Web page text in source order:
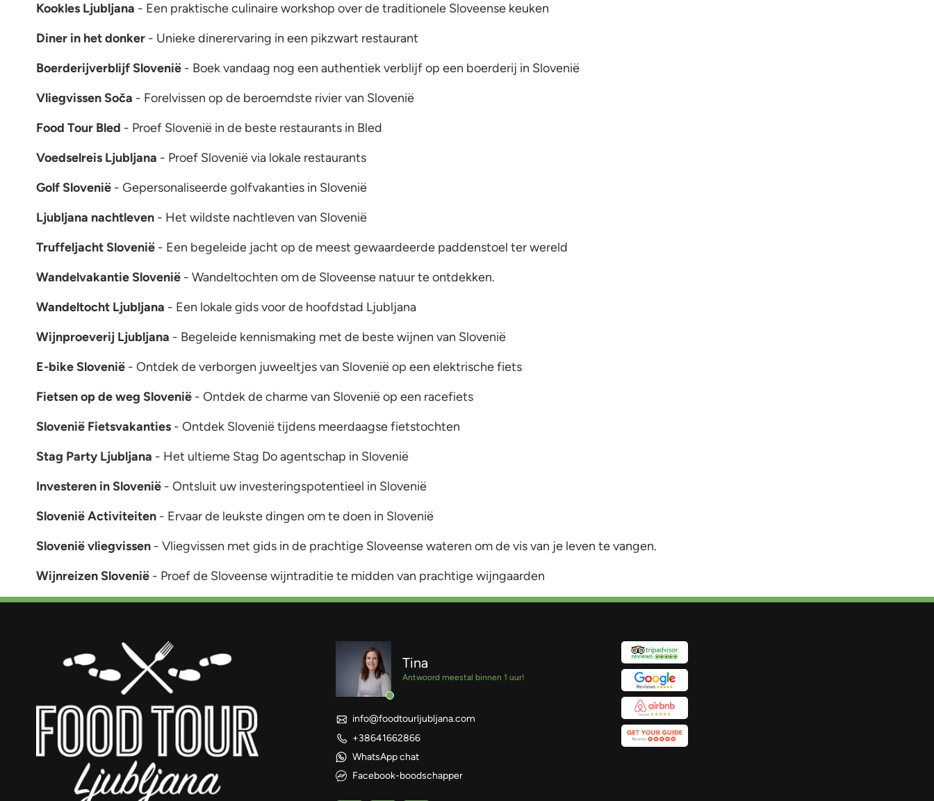
Kookles Ljubljana - Een praktische culinaire workshop over de traditionele Sloveense keuken
Diner in het donker - Unieke dinerervaring in een pikzwart restaurant
Boerderijverblijf Slovenië - Boek vandaag nog een authentiek verblijf op een boerderij in Slovenië
Vliegvissen Soča - Forelvissen op de beroemdste rivier van Slovenië
Food Tour Bled - Proef Slovenië in de beste restaurants in Bled
Voedselreis Ljubljana - Proef Slovenië via lokale restaurants
Golf Slovenië - Gepersonaliseerde golfvakanties in Slovenië
Ljubljana nachtleven - Het wildste nachtleven van Slovenië
Truffeljacht Slovenië - Een begeleide jacht op de meest gewaardeerde paddenstoel ter wereld
Wandelvakantie Slovenië - Wandeltochten om de Sloveense natuur te ontdekken.
Wandeltocht Ljubljana - Een lokale gids voor de hoofdstad Ljubljana
Wijnproeverij Ljubljana - Begeleide kennismaking met de beste wijnen van Slovenië
E-bike Slovenië - Ontdek de verborgen juweeltjes van Slovenië op een elektrische fiets
Fietsen op de weg Slovenië - Ontdek de charme van Slovenië op een racefiets
Slovenië Fietsvakanties - Ontdek Slovenië tijdens meerdaagse fietstochten
Stag Party Ljubljana - Het ultieme Stag Do agentschap in Slovenië
Investeren in Slovenië - Ontsluit uw investeringspotentieel in Slovenië
Slovenië Activiteiten - Ervaar de leukste dingen om te doen in Slovenië
Slovenië vliegvissen - Vliegvissen met gids in de prachtige Sloveense wateren om de vis van je leven te vangen.
Wijnreizen Slovenië - Proef de Sloveense wijntraditie te midden van prachtige wijngaarden
Tina
Antwoord meestal binnen 1 uur!
info@foodtourljubljana.com
+38641662866
WhatsApp chat
Facebook-boodschapper